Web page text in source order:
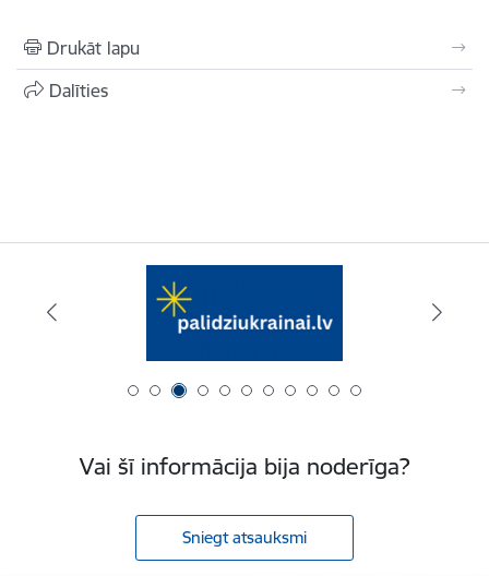
Drukāt lapu
Dalīties
Vai šī informācija bija noderīga?
Sniegt atsauksmi